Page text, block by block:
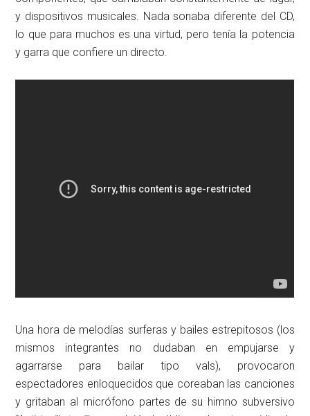
y dispositivos musicales. Nada sonaba diferente del CD,
lo que para muchos es una virtud, pero tenía la potencia
y garra que confiere un directo.
Una hora de melodías surferas y bailes estrepitosos (los
mismos integrantes no dudaban en empujarse y
agarrarse para bailar tipo vals), provocaron
espectadores enloquecidos que coreaban las canciones
y gritaban al micrófono partes de su himno subversivo